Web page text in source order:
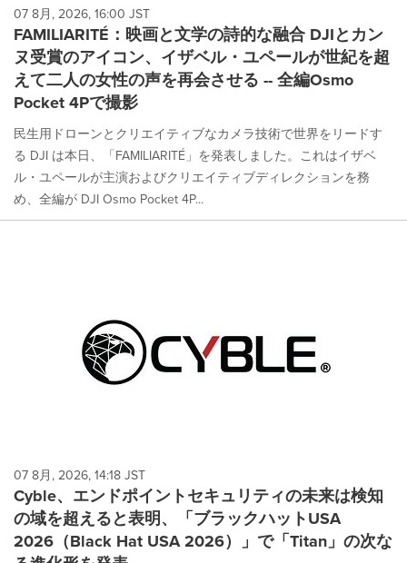
07 8月, 2026, 16:00 JST
FAMILIARITÉ：映画と文学の詩的な融合 DJIとカン
ヌ受賞のアイコン、イザベル・ユペールが世紀を超
えて二人の女性の声を再会させる -- 全編Osmo
Pocket 4Pで撮影
民生用ドローンとクリエイティブなカメラ技術で世界をリードす
る DJI は本日、「FAMILIARITÉ」を発表しました。これはイザベ
ル・ユペールが主演およびクリエイティブディレクションを務
め、全編が DJI Osmo Pocket 4P...
07 8月, 2026, 14:18 JST
Cyble、エンドポイントセキュリティの未来は検知
の域を超えると表明、「ブラックハットUSA
2026（Black Hat USA 2026）」で「Titan」の次な